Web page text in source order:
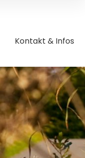
Kontakt & Infos